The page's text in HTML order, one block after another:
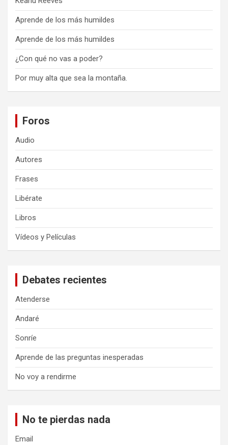
Aprende de los más humildes
Aprende de los más humildes
¿Con qué no vas a poder?
Por muy alta que sea la montaña.
Foros
Audio
Autores
Frases
Libérate
Libros
Vídeos y Películas
Debates recientes
Atenderse
Andaré
Sonríe
Aprende de las preguntas inesperadas
No voy a rendirme
No te pierdas nada
Email